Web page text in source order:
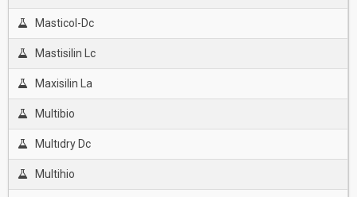
Masticol-Dc
Mastisilin Lc
Maxisilin La
Multibio
Multıdry Dc
Multihio